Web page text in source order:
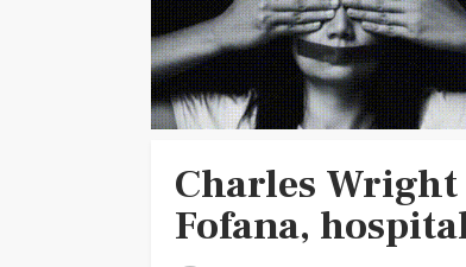
Charles
Fofana,